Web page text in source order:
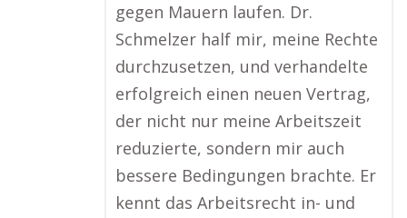
gegen Mauern laufen. Dr.
Schmelzer half mir, meine Rechte
durchzusetzen, und verhandelte
erfolgreich einen neuen Vertrag,
der nicht nur meine Arbeitszeit
reduzierte, sondern mir auch
bessere Bedingungen brachte. Er
kennt das Arbeitsrecht in- und